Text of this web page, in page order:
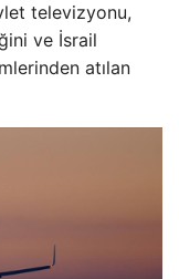
televizyonu,
ve İsrail
atılan